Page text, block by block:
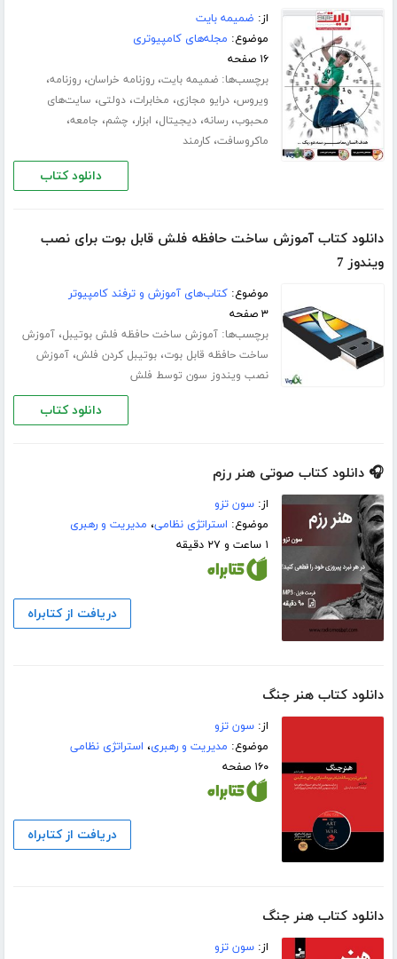
از: ضمیمه بایت
موضوع: مجله‌های کامپیوتری
۱۶ صفحه
برچسب‌ها:ضمیمه بایت،روزنامه خراسان،روزنامه،
ویروس،درایو مجازی، مخابرات،دولتی، سایت‌های
محبوب،رسانه،دیجیتال، ابزار، چشم، جامعه،
ماکروسافت،کارمند
دانلود کتاب
دانلود کتاب آموزش ساخت حافظه فلش قابل بوت برای نصب
ویندوز 7
موضوع:کتاب‌های آموزش و ترفند کامپیوتر
۳ صفحه
برچسب‌ها:آموزش ساخت حافظه فلش بوتیبل،آموزش
ساخت حافظه قابل بوت،بوتیبل کردن فلش،آموزش
نصب ویندوز سون توسط فلش
دانلود کتاب
🎧 دانلود کتاب صوتی هنر رزم
از:سون تزو
موضوع: استراتژی نظامی، مدیریت و رهبری
۱ ساعت و ۲۷ دقیقه
دریافت از کتابراه
دانلود کتاب هنر جنگ
از:سون تزو
موضوع: مدیریت و رهبری، استراتژی نظامی
۱۶۰ صفحه
دریافت از کتابراه
دانلود کتاب هنر جنگ
از:سون تزو